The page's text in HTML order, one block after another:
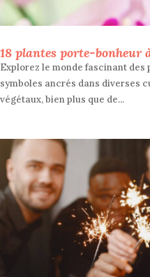
18 plantes porte-bonheur
Explorez le monde fascinant
symboles ancrés dans diverses
végétaux, bien plus que de...